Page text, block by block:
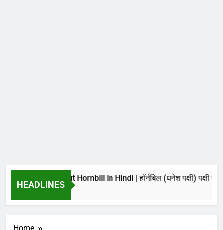
HEADLINES
about Hornbill in Hindi | हॉर्नबिल (धनेश पक्षी) पक्षी के बारे में 30
Home